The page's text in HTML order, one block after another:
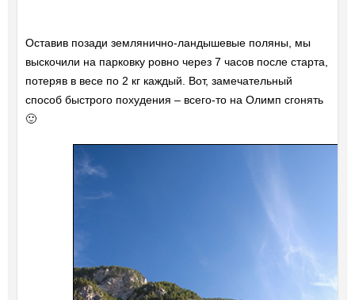
Оставив позади землянично-ландышевые поляны, мы
выскочили на парковку ровно через 7 часов после старта,
потеряв в весе по 2 кг каждый. Вот, замечательный
способ быстрого похудения – всего-то на Олимп сгонять
🙂